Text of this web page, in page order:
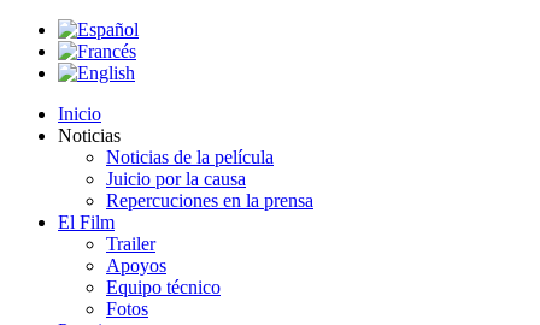
Inicio
Noticias
Noticias de la película
Juicio por la causa
Repercuciones en la prensa
El Film
Trailer
Apoyos
Equipo técnico
Fotos